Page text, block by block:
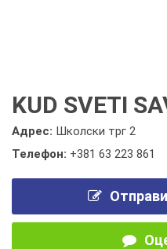
KUD SVETI
Адрес: Школски трг 2
Телефон: +381 63 223 861